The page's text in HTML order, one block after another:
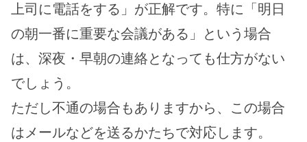
上司に電話をする」が正解です。特に「明日
の朝一番に重要な会議がある」という場合
は、深夜・早朝の連絡となっても仕方がない
でしょう。
ただし不通の場合もありますから、この場合
はメールなどを送るかたちで対応します。